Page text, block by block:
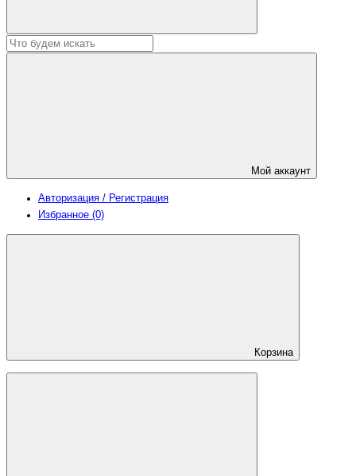
Мой аккаунт
Авторизация / Регистрация
Избранное (0)
Корзина